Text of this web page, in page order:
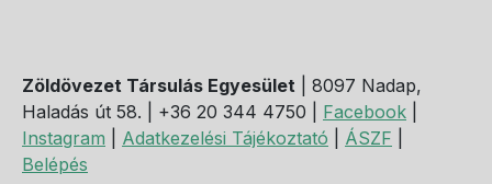
Zöldövezet Társulás Egyesület | 8097 Nadap,
Haladás út 58. | +36 20 344 4750 | Facebook
Instagram
Adatkezelési Tájékoztató ÁSZF
Belépés